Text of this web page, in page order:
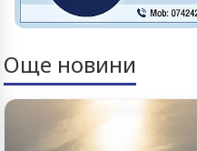
Още новини